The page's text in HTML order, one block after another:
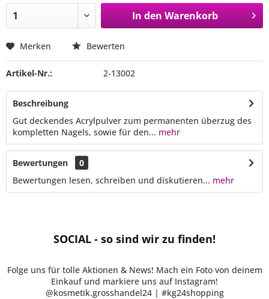
In den Warenkorb
Merken Bewerten
Artikel-Nr.: 2-13002
Beschreibung
Gut deckendes Acrylpulver zum permanenten überzug des
kompletten Nagels, sowie für den... mehr
Bewertungen
0
Bewertungen lesen, schreiben und diskutieren... mehr
SOCIAL - so sind wir zu finden!
Folge uns für tolle Aktionen & News! Mach ein Foto von deinem
Einkauf und markiere uns auf Instagram!
@kosmetik.grosshandel24 | #kg24shopping